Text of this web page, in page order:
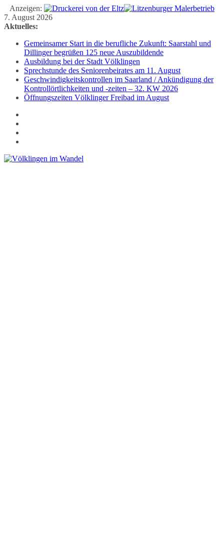
Anzeigen:
Zum
Inhalt
7. August 2026
Aktuelles:
Gemeinsamer Start in die berufliche Zukunft: Saarstahl und
Dillinger begrüßen 125 neue Auszubildende
Ausbildung bei der Stadt Völklingen
Sprechstunde des Seniorenbeirates am 11. August
Geschwindigkeitskontrollen im Saarland / Ankündigung der
Kontrollörtlichkeiten und -zeiten – 32. KW 2026
Öffnungszeiten Völklinger Freibad im August